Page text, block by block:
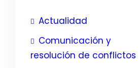
Actualidad
Comunicación y
resolución de conflictos